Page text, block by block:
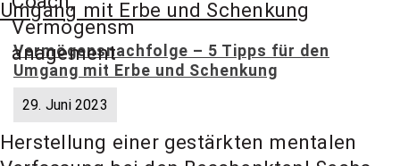
Ernst –
Finanzber
Vermögensnachfolge – 5 Tipps für den
Umgang mit Erbe und Schenkung
29. Juni 2023
Herstellung einer gestärkten mentalen